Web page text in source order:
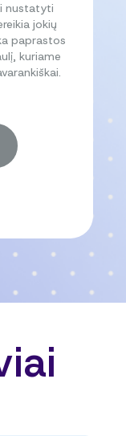
nustatyti
jokių
paprastos
kuriame